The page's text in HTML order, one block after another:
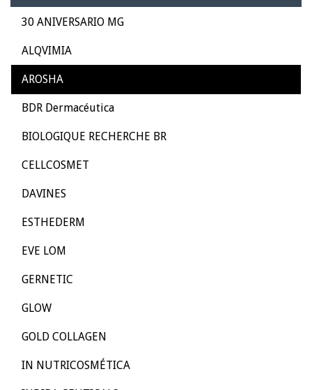
30 ANIVERSARIO MG
ALQVIMIA
AROSHA
BDR Dermacéutica
BIOLOGIQUE RECHERCHE BR
CELLCOSMET
DAVINES
ESTHEDERM
EVE LOM
GERNETIC
GLOW
GOLD COLLAGEN
IN NUTRICOSMÉTICA